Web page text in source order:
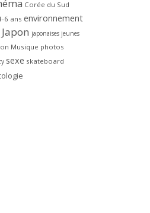
Corée du Sud
6 ans environnement
Japon japonaises jeunes
Musique photos
sexe skateboard